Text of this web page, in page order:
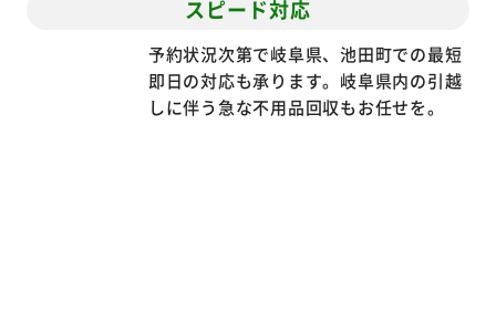
阜県内・池田町での不用品・廃品処分に
スピード対応